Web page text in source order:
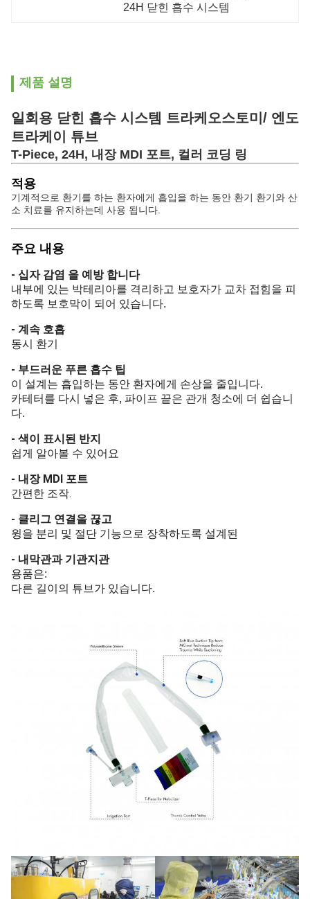
24H 닫힌 흡수 시스템
제품 설명
일회용 닫힌 흡수 시스템 트라케오스토미/ 엔도
트라케이 튜브
T-Piece, 24H, 내장 MDI 포트, 컬러 코딩 링
적용
기계적으로 환기를 하는 환자에게 흡입을 하는 동안 환기 환기와 산
소 치료를 유지하는데 사용 됩니다.
주요 내용
- 십자 감염 을 예방 합니다
내부에 있는 박테리아를 격리하고 보호자가 교차 접힘을 피
하도록 보호막이 되어 있습니다.
- 계속 호흡
동시 환기
- 부드러운 푸른 흡수 팁
이 설계는 흡입하는 동안 환자에게 손상을 줄입니다.
카테터를 다시 넣은 후, 파이프 끝은 관개 청소에 더 쉽습니
다.
- 색이 표시된 반지
쉽게 알아볼 수 있어요
- 내장 MDI 포트
간편한 조작.
- 클리그 연결을 끊고
윙을 분리 및 절단 기능으로 장착하도록 설계된
- 내막관과 기관지관
용품은:
다른 길이의 튜브가 있습니다.